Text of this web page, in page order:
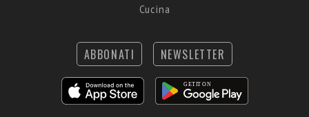
Cucina
ABBONATI NEWSLETTER